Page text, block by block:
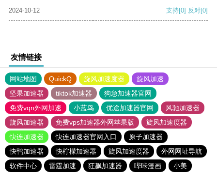
2024-10-12 支持[0] 反对[0]
友情链接
网站地图 QuickQ 旋风加速度器
旋风加速
坚果加速器
tiktok加速器
狗急加速器官网
免费vqn外网加速
小蓝鸟 优途加速器官网
风驰加速器
旋风加速器
免费vps加速器外网苹果版
旋风加速度器
快连加速器
快连加速器官网入口
原子加速器
快鸭加速器
快柠檬加速器 旋风加速度器
外网网址导航
软件中心
雷霆加速 狂飙加速器 哔咔漫画
小美